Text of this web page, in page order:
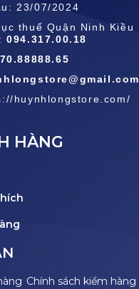
23/07/2024
thuế Quận Ninh Kiều
094.317.00.18
huynhlongstore.com/
HÀNG
Chính sách kiểm hàng